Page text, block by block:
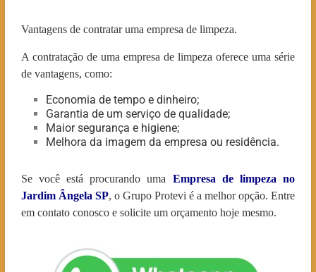
Vantagens de contratar uma empresa de limpeza.
A contratação de uma empresa de limpeza oferece uma série
de vantagens, como:
Economia de tempo e dinheiro;
Garantia de um serviço de qualidade;
Maior segurança e higiene;
Melhora da imagem da empresa ou residência.
Se você está procurando uma
Empresa de limpeza no
Jardim Ângela SP, o Grupo Protevi é a melhor opção. Entre
em contato conosco e solicite um orçamento hoje mesmo.